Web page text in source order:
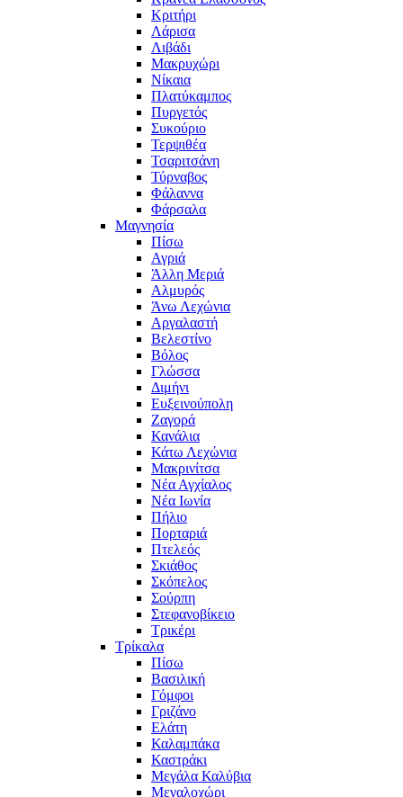
Κριτήρι
Λάρισα
Λιβάδι
Μακρυχώρι
Νίκαια
Πλατύκαμπος
Πυργετός
Συκούριο
Τερψιθέα
Τσαριτσάνη
Τύρναβος
Φάλαννα
Φάρσαλα
Μαγνησία
Πίσω
Αγριά
Άλλη Μεριά
Αλμυρός
Άνω Λεχώνια
Αργαλαστή
Βελεστίνο
Βόλος
Γλώσσα
Διμήνι
Ευξεινούπολη
Ζαγορά
Κανάλια
Κάτω Λεχώνια
Μακρινίτσα
Νέα Αγχίαλος
Νέα Ιωνία
Πήλιο
Πορταριά
Πτελεός
Σκιάθος
Σκόπελος
Σούρπη
Στεφανοβίκειο
Τρικέρι
Τρίκαλα
Πίσω
Βασιλική
Γόμφοι
Γριζάνο
Ελάτη
Καλαμπάκα
Καστράκι
Μεγάλα Καλύβια
Μεγαλοχώρι